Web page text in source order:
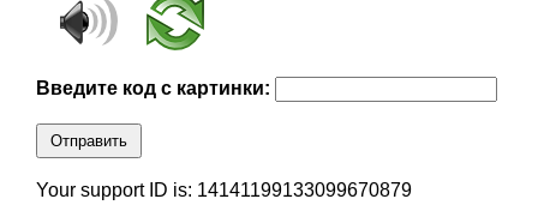
Введите код с картинки:
Отправить
Your support ID is: 14141199133099670879